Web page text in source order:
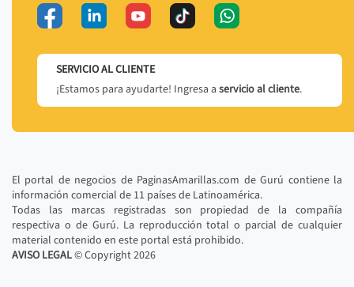
SERVICIO AL CLIENTE
¡Estamos para ayudarte! Ingresa a servicio al cliente.
El portal de negocios de PaginasAmarillas.com de Gurú contiene la
información comercial de 11 países de Latinoamérica.
Todas las marcas registradas son propiedad de la compañía
respectiva o de Gurú. La reproducción total o parcial de cualquier
material contenido en este portal está prohibido.
AVISO LEGAL© Copyright2026